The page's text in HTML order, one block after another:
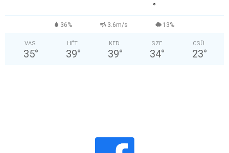
°
36% 3.6m/s 13%
VAS
35°
HÉT
39°
KED
39°
SZE
34°
CSÜ
23°